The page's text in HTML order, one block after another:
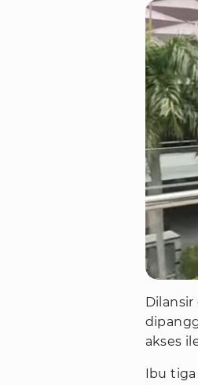
akses
Ibu